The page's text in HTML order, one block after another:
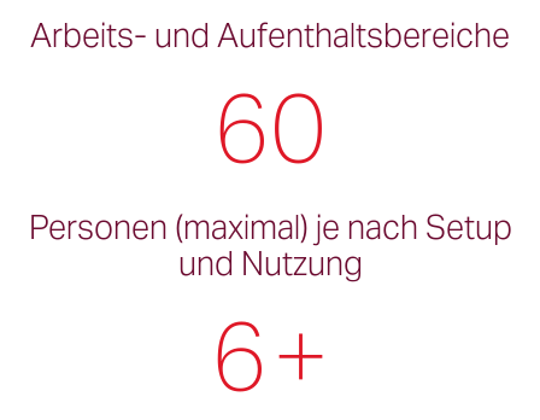
Arbeits- und Aufenthaltsbereiche
60
Personen (maximal) je nach Setup
und Nutzung
6+